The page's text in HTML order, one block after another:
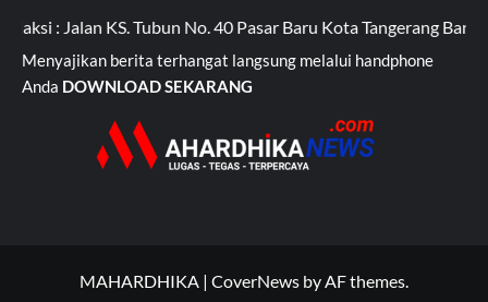
KS. Tubun No. 40 Pasar Baru Kota Tangerang Banten Kavling
Menyajikan berita terhangat langsung melalui handphone
Anda DOWNLOAD SEKARANG
MAHARDHIKA | CoverNews by AF themes.